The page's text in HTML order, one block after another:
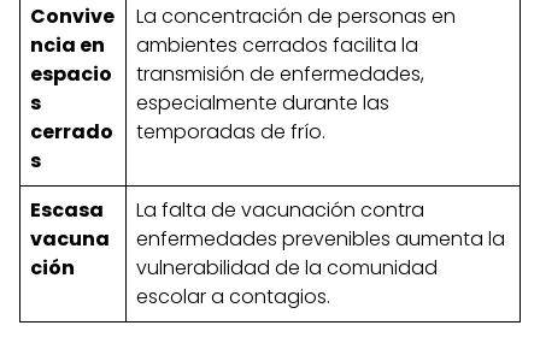
Convive
ncia en
espacio
s
cerrado
s
La concentración de personas en
ambientes cerrados facilita la
transmisión de enfermedades,
especialmente durante las
temporadas de frío.
Escasa
vacuna
ción
La falta de vacunación contra
enfermedades prevenibles aumenta la
vulnerabilidad de la comunidad
escolar a contagios.